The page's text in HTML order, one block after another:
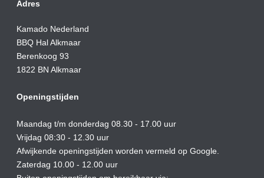
Adres
Kamado Nederland
BBQ Hal Alkmaar
Berenkoog 93
1822 BN Alkmaar
Openingstijden
Maandag t/m donderdag 08.30 - 17.00 uur
Vrijdag 08:30 - 12.30 uur
Afwijkende openingstijden worden vermeld op Google.
Zaterdag 10.00 - 12.00 uur